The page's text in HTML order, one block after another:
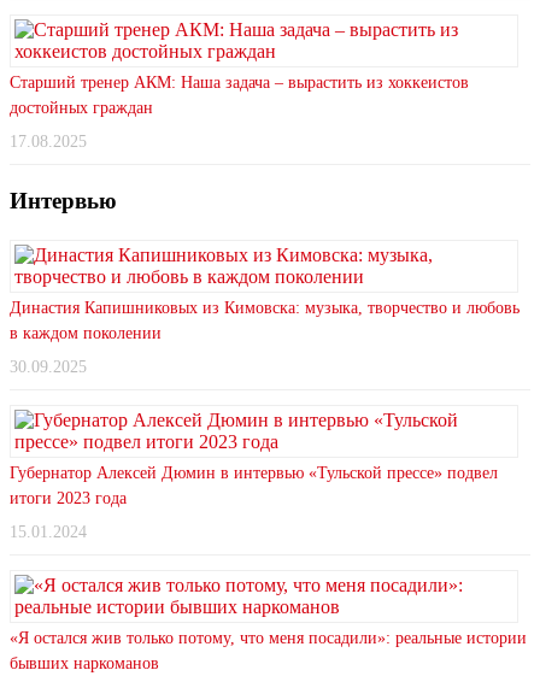
Старший тренер АКМ: Наша задача – вырастить из хоккеистов
достойных граждан
17.08.2025
Интервью
Династия Капишниковых из Кимовска: музыка, творчество и любовь
в каждом поколении
30.09.2025
Губернатор Алексей Дюмин в интервью «Тульской прессе» подвел
итоги 2023 года
15.01.2024
«Я остался жив только потому, что меня посадили»: реальные истории
бывших наркоманов